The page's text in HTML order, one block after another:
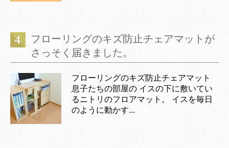
フローリングのキズ防止チェアマットが
さっそく届きました。
フローリングのキズ防止チェアマット
息子たちの部屋の イスの下に敷いてい
るニトリのフロアマット。 イスを毎日
のように動かす...